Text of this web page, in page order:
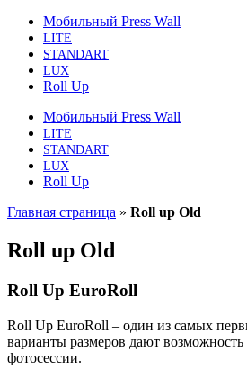
Мобильный Press Wall
LITE
STANDART
LUX
Roll Up
Мобильный Press Wall
LITE
STANDART
LUX
Roll Up
Главная страница » Roll up Old
Roll up Old
Roll Up EuroRoll
Roll Up EuroRoll – один из самых
вари­ан­ты раз­ме­ров дают
фотосессии.